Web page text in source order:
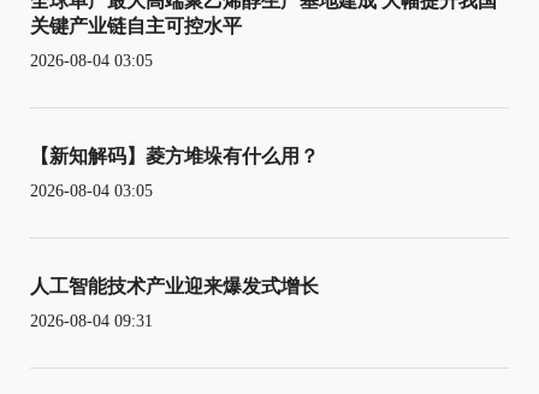
关键产业链自主可控水平
2026-08-04 03:05
【新知解码】菱方堆垛有什么用？
2026-08-04 03:05
人工智能技术产业迎来爆发式增长
2026-08-04 09:31